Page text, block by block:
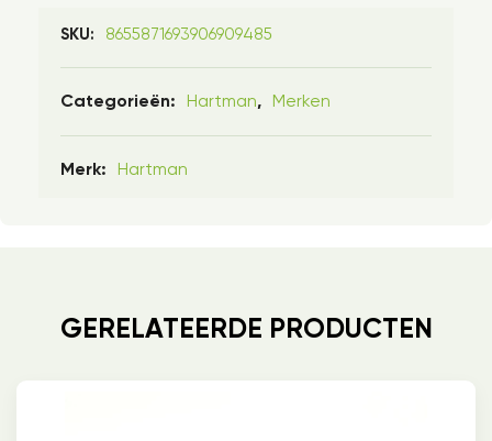
SKU: 8655871693906909485
Categorieën: Hartman, Merken
Merk: Hartman
GERELATEERDE PRODUCTEN